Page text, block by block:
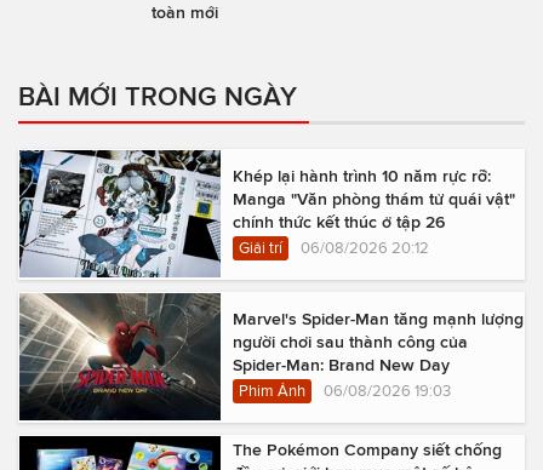
toàn mới
BÀI MỚI TRONG NGÀY
Khép lại hành trình 10 năm rực rỡ:
Manga "Văn phòng thám tử quái vật"
chính thức kết thúc ở tập 26
Giải trí 06/08/2026 20:12
Marvel's Spider-Man tăng mạnh lượng
người chơi sau thành công của
Spider-Man: Brand New Day
Phim Ảnh 06/08/2026 19:03
The Pokémon Company siết chống